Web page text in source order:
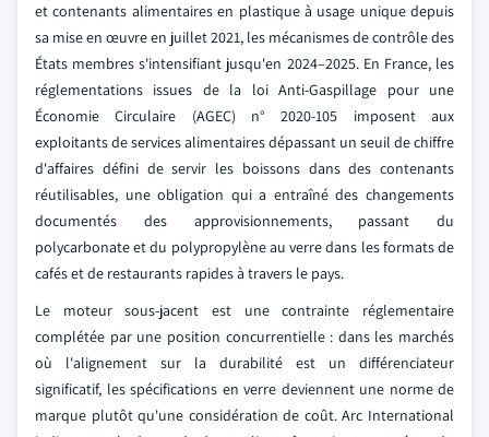
et contenants alimentaires en plastique à usage unique depuis
sa mise en œuvre en juillet 2021, les mécanismes de contrôle des
États membres s'intensifiant jusqu'en 2024–2025. En France, les
réglementations issues de la loi Anti-Gaspillage pour une
Économie Circulaire (AGEC) n° 2020-105 imposent aux
exploitants de services alimentaires dépassant un seuil de chiffre
d'affaires défini de servir les boissons dans des contenants
réutilisables, une obligation qui a entraîné des changements
documentés des approvisionnements, passant du
polycarbonate et du polypropylène au verre dans les formats de
cafés et de restaurants rapides à travers le pays.
Le moteur sous-jacent est une contrainte réglementaire
complétée par une position concurrentielle : dans les marchés
où l'alignement sur la durabilité est un différenciateur
significatif, les spécifications en verre deviennent une norme de
marque plutôt qu'une considération de coût. Arc International